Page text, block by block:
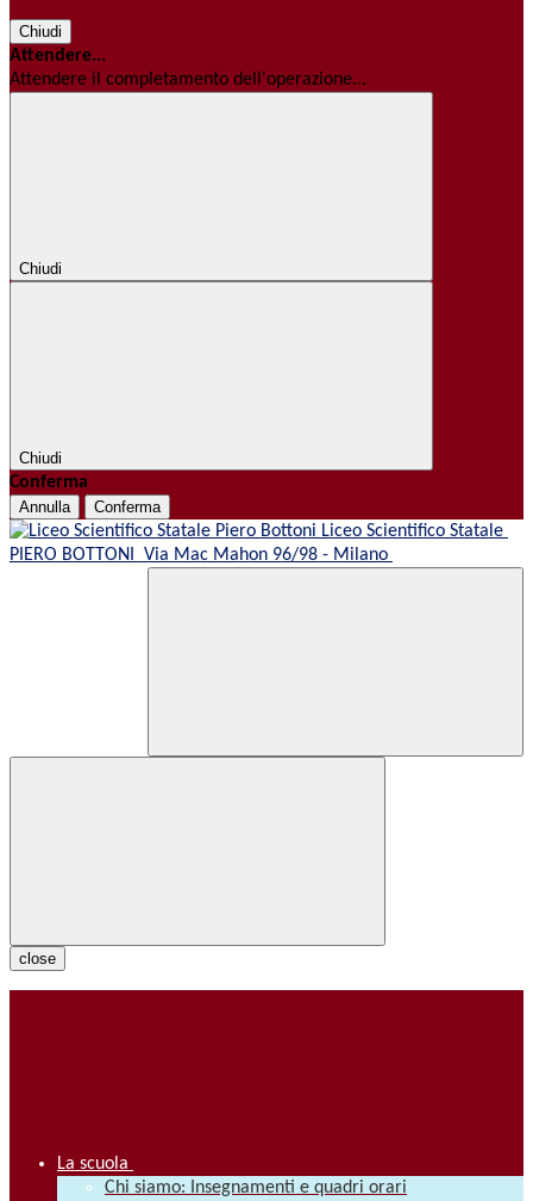
Chiudi
Attendere...
Attendere il completamento dell'operazione...
Chiudi
Chiudi
Conferma
Annulla Conferma
Liceo Scientifico Statale
PIERO BOTTONI Via Mac Mahon 96/98 - Milano
close
La scuola
Chi siamo: Insegnamenti e quadri orari